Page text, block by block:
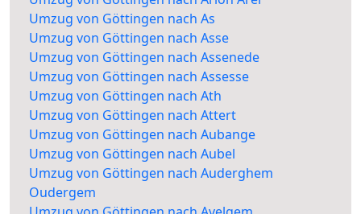
Umzug von Göttingen nach As
Umzug von Göttingen nach Asse
Umzug von Göttingen nach Assenede
Umzug von Göttingen nach Assesse
Umzug von Göttingen nach Ath
Umzug von Göttingen nach Attert
Umzug von Göttingen nach Aubange
Umzug von Göttingen nach Aubel
Umzug von Göttingen nach Auderghem
Oudergem